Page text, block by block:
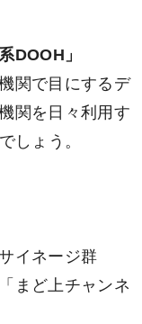
DOOH」
関で目にするデ
関を日々利用す
しょう。
イネージ群
まど上チャンネ